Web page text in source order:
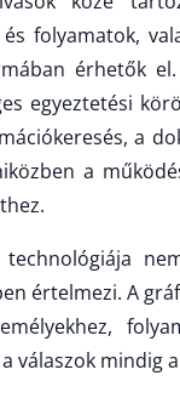
folyamatok,
érhetők
egyeztetési
a
a
értelmezi. A
válaszok mindig